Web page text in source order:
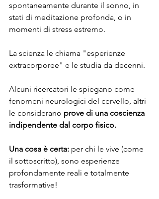
spontaneamente durante il sonno, in
stati di meditazione profonda, o in
momenti di stress estremo.
La scienza le chiama "esperienze
extracorporee" e le studia da decenni.
Alcuni ricercatori le spiegano come
fenomeni neurologici del cervello, altri
le considerano prove di una coscienza
indipendente dal corpo fisico.
Una cosa è certa: per chi le vive (come
il sottoscritto), sono esperienze
profondamente reali e totalmente
trasformative!